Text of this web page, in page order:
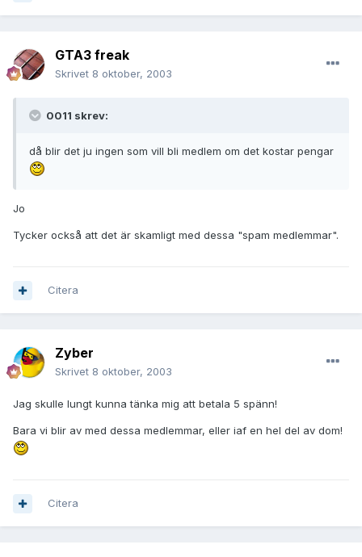
GTA3 freak
Skrivet 8 oktober, 2003
0011 skrev:
då blir det ju ingen som vill bli medlem om det kostar pengar
Jo
Tycker också att det är skamligt med dessa "spam medlemmar".
Citera
Zyber
Skrivet 8 oktober, 2003
Jag skulle lungt kunna tänka mig att betala 5 spänn!
Bara vi blir av med dessa medlemmar, eller iaf en hel del av dom!
Citera